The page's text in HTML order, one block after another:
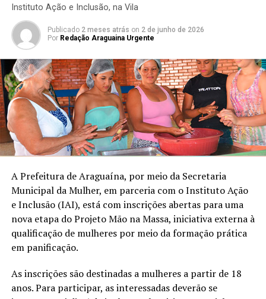
Instituto Ação e Inclusão, na Vila
Publicado 2 meses atrás on 2 de junho de 2026
Por Redação Araguaina Urgente
A Prefeitura de Araguaína, por meio da Secretaria
Municipal da Mulher, em parceria com o Instituto Ação
e Inclusão (IAI), está com inscrições abertas para uma
nova etapa do Projeto Mão na Massa, iniciativa externa à
qualificação de mulheres por meio da formação prática
em panificação.
As inscrições são destinadas a mulheres a partir de 18
anos. Para participar, as interessadas ​​​​​​deverão se